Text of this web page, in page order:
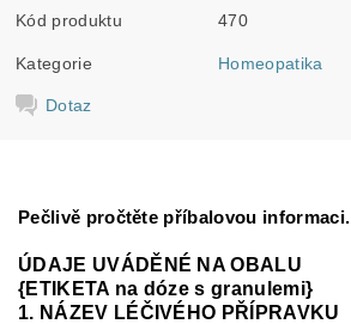
Kód produktu 470
Kategorie Homeopatika
Dotaz
Pečlivě pročtěte příbalovou informaci.
ÚDAJE UVÁDĚNÉ NA OBALU
{ETIKETA na dóze s granulemi}
1. NÁZEV LÉČIVÉHO PŘÍPRAVKU